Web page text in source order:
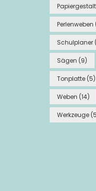
Perlenweben
Schulplaner
Sägen (9)
Tonplatte (5)
Weben (14)
Werkzeuge